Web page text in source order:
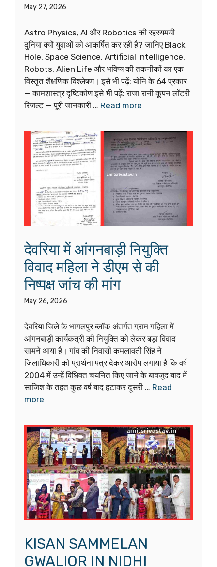
May 27, 2026
Astro Physics, AI और Robotics की रहस्यमयी
दुनिया क्यों युवाओं को आकर्षित कर रही है? जानिए Black
Hole, Space Science, Artificial Intelligence,
Robots, Alien Life और भविष्य की तकनीकों का एक
विस्तृत शैक्षणिक विश्लेषण। इसे भी पढ़ें: योनि के 64 प्रकार
— कामशास्त्र दृष्टिकोण इसे भी पढ़ें: राजा रानी कूपन लॉटरी
रिजल्ट — पूरी जानकारी … Read more
देवरिया में आंगनबाड़ी नियुक्ति
विवाद महिला ने डीएम से की
निष्पक्ष जांच की मांग
May 26, 2026
देवरिया जिले के भागलपुर ब्लॉक अंतर्गत ग्राम गहिला में
आंगनबाड़ी कार्यकत्री की नियुक्ति को लेकर बड़ा विवाद
सामने आया है। गांव की निवासी कमलावती सिंह ने
जिलाधिकारी को प्रार्थना पत्र देकर आरोप लगाया है कि वर्ष
2004 में उन्हें विधिवत चयनित किए जाने के बावजूद बाद में
साजिश के तहत कुछ वर्ष बाद हटाकर दूसरी … Read
more
KISAN SAMMELAN
GWALIOR IN NIDHI